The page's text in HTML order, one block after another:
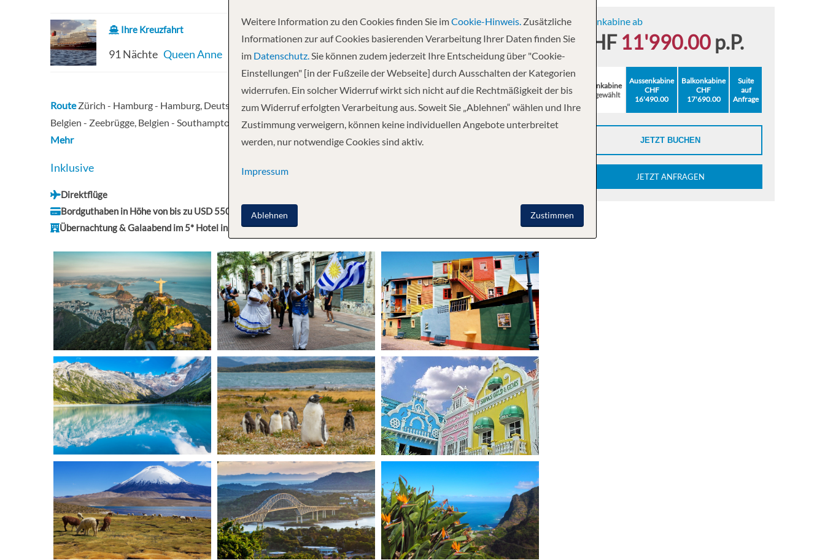
Ihre Kreuzfahrt
91 Nächte Queen Anne 04.01.2027
RouteZürich - Hamburg - Hamburg, Deutschland - Erholung auf See - Rotterdam, Niederlande - Zeebrügge,
Belgien - Zeebrügge, Belgien - Southampton, UK - Erholung auf See - Erholung auf See - Erholung auf See
Mehr
Inklusive
Direktflüge
Bordguthaben in Höhe von bis zu USD 550.-
Übernachtung & Galaabend im 5* Hotel in Hamburg
Innenkabine ab
CHF 11'990.00 p.P.
Innenkabine
ausgewählt
Aussenkabine
CHF
16'490.00
Balkonkabine
CHF
17'690.00
Suite
auf
Anfrage
JETZT BUCHEN
JETZT ANFRAGEN
Weitere Information zu den Cookies finden Sie imCookie-Hinweis. Zusätzliche
Informationen zur auf Cookies basierenden Verarbeitung Ihrer Daten finden Sie
im Datenschutz.Sie können zudem jederzeit Ihre Entscheidung über "Cookie-
Einstellungen" [in der Fußzeile der Webseite] durch Ausschalten der Kategorien
widerrufen. Ein solcher Widerruf wirkt sich nicht auf die Rechtmäßigkeit der bis
zum Widerruf erfolgten Verarbeitung aus. Soweit Sie „Ablehnen“ wählen und Ihre
Zustimmung verweigern, können keine individuellen Angebote unterbreitet
werden, nur notwendige Cookies sind aktiv.
Impressum
Zustimmen
Ablehnen